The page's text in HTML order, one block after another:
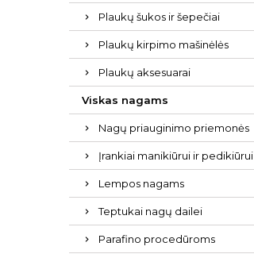
Plaukų šukos ir šepečiai
Plaukų kirpimo mašinėlės
Plaukų aksesuarai
Viskas nagams
Nagų priauginimo priemonės
Įrankiai manikiūrui ir pedikiūrui
Lempos nagams
Teptukai nagų dailei
Parafino procedūroms